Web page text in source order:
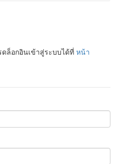
ล็อกอินเข้าสู่ระบบได้ที่ หน้า